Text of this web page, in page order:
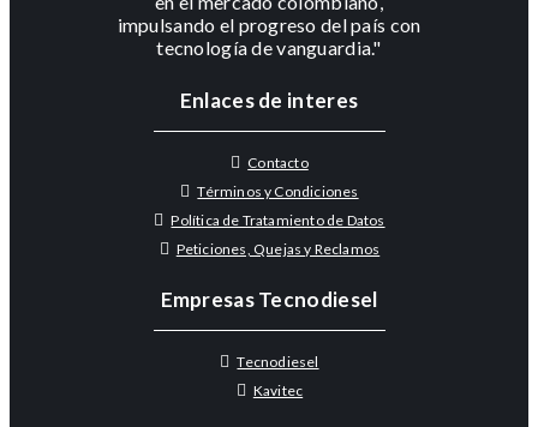
impulsando el progreso del país con
tecnología de vanguardia."
Enlaces de interes
Contacto
Términos y Condiciones
Política de Tratamiento de Datos
Peticiones, Quejas y Reclamos
Empresas Tecnodiesel
Tecnodiesel
Kavitec